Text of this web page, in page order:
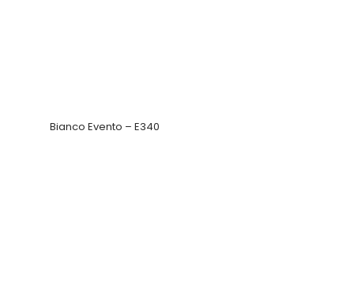
Bianco Evento – E340